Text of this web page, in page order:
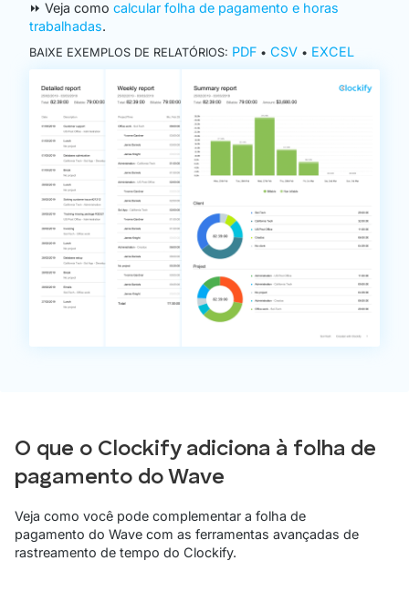
⏩ Veja como calcular folha de pagamento e horas
trabalhadas.
BAIXE EXEMPLOS DE RELATÓRIOS: PDF • CSV • EXCEL
O que o Clockify adiciona à folha de
pagamento do Wave
Veja como você pode complementar a folha de
pagamento do Wave com as ferramentas avançadas de
rastreamento de tempo do Clockify.